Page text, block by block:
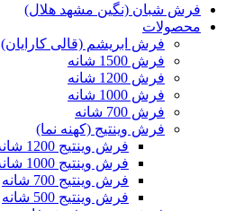
فرش شبان (نگین مشهد هلال)
محصولات
فرش ابریشم (قالی کارایان)
فرش 1500 شانه
فرش 1200 شانه
فرش 1000 شانه
فرش 700 شانه
فرش وینتیج (کهنه نما)
فرش وینتیج 1200 شانه
فرش وینتیج 1000 شانه
فرش وینتیج 700 شانه
فرش وینتیج 500 شانه